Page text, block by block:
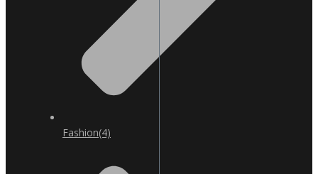
Fashion(4)